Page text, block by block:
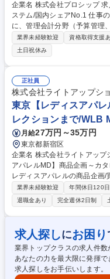
企業名 株式会社プロシップ 求人名 【経理】プライム上場/固定資産管理シ
ステム/国内シェアNo.1 仕事の内容 月次決算、四半期決算、開示業務を軸
に、管理会計分野（予算管理
業務、監査法人対応、連結決
■決算業務（月次、四半期、
理、原価管理など） ■有価証
対応（J-SOXも含む） 募集職種 【経理】プライム上場/固定資産管理シス
テム/国内シェアNo.1
業界未経験歓迎 資格取得支援
土日祝休み
正社員
株式会社ライトアップシ
東京【レディスアパ
レクションまで/WLB
月給27万円～35万円
東京都新宿区
企業名 株式会社ライトアップショッピング
アパレルMD】商品企画～カタロ
レディスアパレルの商品企画
お任せいたします。商品の価
段交渉は不要です。本当に良
【詳細】商品企画/バイイング
のオーディション等※カタロ
データを確認し、次回以降の
（60代～）の方です。高単価
す。 【魅力】離職率6.6％、平均有給取得
スアパレルMD】商品企画～
業界未経験歓迎 年間休日120
退職金あり
完全週休2日制
求人探しにお困り
業界トップクラスの求人件数
あなたの力を最大限に発揮で
求人探しをお手伝いします。